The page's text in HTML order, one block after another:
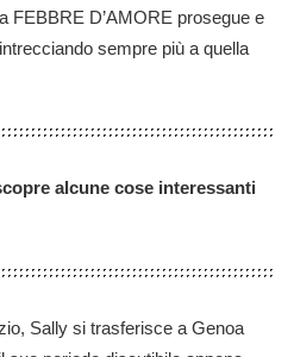
FEBBRE D’AMORE prosegue e
sempre più a quella
alcune cose interessanti
Sally si trasferisce a Genoa